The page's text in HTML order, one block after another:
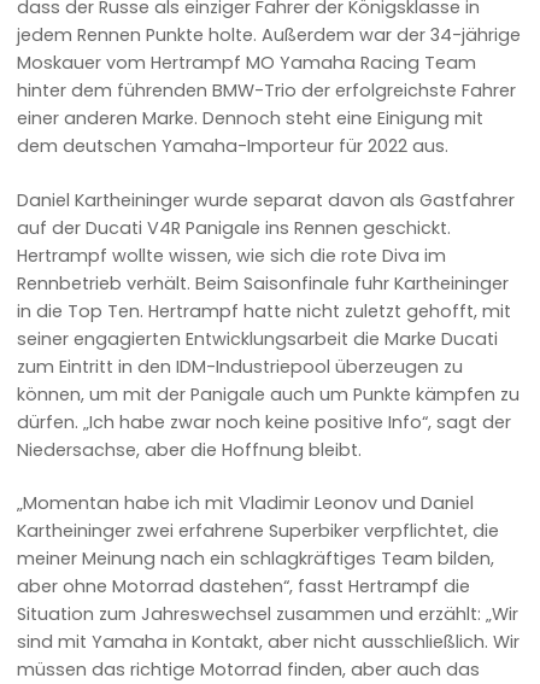
dass der Russe als einziger Fahrer der Königsklasse in
jedem Rennen Punkte holte. Außerdem war der 34-jährige
Moskauer vom Hertrampf MO Yamaha Racing Team
hinter dem führenden BMW-Trio der erfolgreichste Fahrer
einer anderen Marke. Dennoch steht eine Einigung mit
dem deutschen Yamaha-Importeur für 2022 aus.
Daniel Kartheininger wurde separat davon als Gastfahrer
auf der Ducati V4R Panigale ins Rennen geschickt.
Hertrampf wollte wissen, wie sich die rote Diva im
Rennbetrieb verhält. Beim Saisonfinale fuhr Kartheininger
in die Top Ten. Hertrampf hatte nicht zuletzt gehofft, mit
seiner engagierten Entwicklungsarbeit die Marke Ducati
zum Eintritt in den IDM-Industriepool überzeugen zu
können, um mit der Panigale auch um Punkte kämpfen zu
dürfen. „Ich habe zwar noch keine positive Info“, sagt der
Niedersachse, aber die Hoffnung bleibt.
„Momentan habe ich mit Vladimir Leonov und Daniel
Kartheininger zwei erfahrene Superbiker verpflichtet, die
meiner Meinung nach ein schlagkräftiges Team bilden,
aber ohne Motorrad dastehen“, fasst Hertrampf die
Situation zum Jahreswechsel zusammen und erzählt: „Wir
sind mit Yamaha in Kontakt, aber nicht ausschließlich. Wir
müssen das richtige Motorrad finden, aber auch das